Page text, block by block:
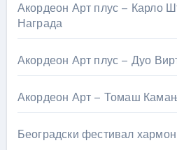
Акордеон Арт плус – Карло
Награда
Акордеон Арт плус – Дуо
Акордеон Арт – Томаш
Београдски фестивал